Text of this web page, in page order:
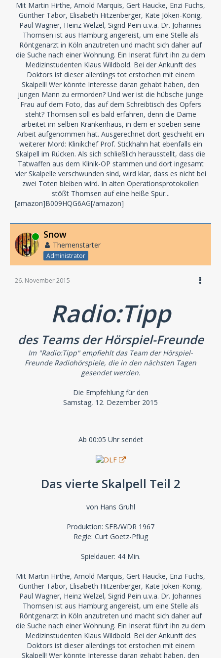
Mit Martin Hirthe, Arnold Marquis, Gert Haucke, Enzi Fuchs,
Günther Tabor, Elisabeth Hitzenberger, Käte Jöken-König,
Paul Wagner, Heinz Welzel, Sigrid Pein u.v.a. Dr. Johannes
Thomsen ist aus Hamburg angereist, um eine Stelle als
Röntgenarzt in Köln anzutreten und macht sich daher auf
die Suche nach einer Wohnung. Ein Inserat führt ihn zu dem
Medizinstudenten Klaus Wildbold. Bei der Ankunft des
Doktors ist dieser allerdings tot erstochen mit einem
Skalpell! Wer könnte Interesse daran gehabt haben, den
jungen Mann zu ermorden? Und wer ist die hübsche junge
Frau auf dem Foto, das auf dem Schreibtisch des Opfers
steht? Thomsen soll es bald erfahren, denn die Dame
arbeitet im selben Krankenhaus, in dem er soeben seine
Arbeit aufgenommen hat. Ausgerechnet dort geschieht ein
weiterer Mord: Klinikchef Prof. Stickhahn hat ebenfalls ein
Skalpell im Rücken. Als sich schließlich herausstellt, dass die
Tatwaffen aus dem Klinik-OP stammen und dort ingesamt
vier Skalpelle verschwunden sind, wird klar, dass es nicht bei
zwei Toten bleiben wird. In alten Operationsprotokollen
stößt Thomsen auf eine heiße Spur...
[amazon]B009HQG6AG[/amazon]
Online Snow
Themenstarter
Administrator
26. November 2015
Radio:Tipp
des Teams der Hörspiel-Freunde
Im "Radio:Tipp" empfiehlt das Team der Hörspiel-
Freunde Radiohörspiele, die in den nächsten Tagen
gesendet werden.
Die Empfehlung für den
Samstag, 12. Dezember 2015
Ab 00:05 Uhr sendet
Das vierte Skalpell Teil 2
von Hans Gruhl
Produktion: SFB/WDR 1967
Regie: Curt Goetz-Pflug
Spieldauer: 44 Min.
Mit Martin Hirthe, Arnold Marquis, Gert Haucke, Enzi Fuchs,
Günther Tabor, Elisabeth Hitzenberger, Käte Jöken-König,
Paul Wagner, Heinz Welzel, Sigrid Pein u.v.a. Dr. Johannes
Thomsen ist aus Hamburg angereist, um eine Stelle als
Röntgenarzt in Köln anzutreten und macht sich daher auf
die Suche nach einer Wohnung. Ein Inserat führt ihn zu dem
Medizinstudenten Klaus Wildbold. Bei der Ankunft des
Doktors ist dieser allerdings tot erstochen mit einem
Skalpell! Wer könnte Interesse daran gehabt haben, den